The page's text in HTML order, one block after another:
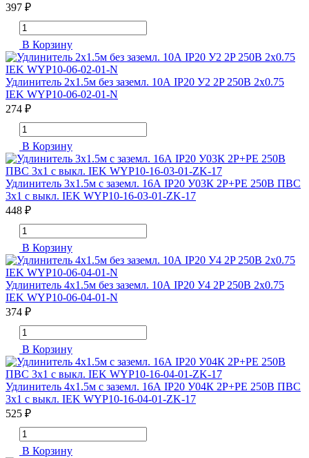
397 ₽
В Корзину
Удлинитель 2х1.5м без заземл. 10А IP20 У2 2P 250В 2х0.75
IEK WYP10-06-02-01-N
274 ₽
В Корзину
Удлинитель 3х1.5м с заземл. 16А IP20 У03К 2P+PE 250В ПВС
3х1 с выкл. IEK WYP10-16-03-01-ZK-17
448 ₽
В Корзину
Удлинитель 4х1.5м без заземл. 10А IP20 У4 2P 250В 2х0.75
IEK WYP10-06-04-01-N
374 ₽
В Корзину
Удлинитель 4х1.5м с заземл. 16А IP20 У04К 2P+PE 250В ПВС
3х1 с выкл. IEK WYP10-16-04-01-ZK-17
525 ₽
В Корзину